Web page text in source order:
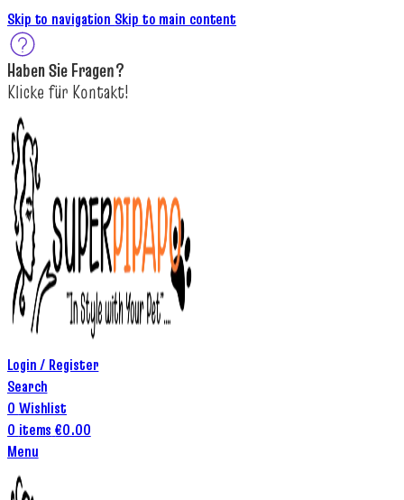
Skip to navigation Skip to main content
Haben SieFragen?
Klicke für Kontakt!
Login / Register
Search
0 Wishlist
0 items €0.00
Menu